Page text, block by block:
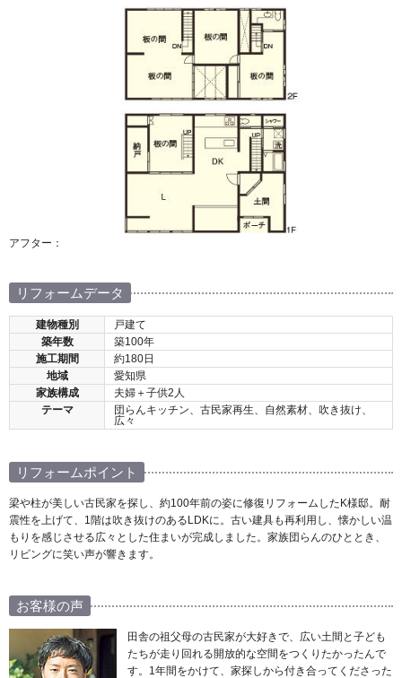
アフター：
リフォームデータ
建物種別
戸建て
築年数
築100年
施工期間
約180日
地域
愛知県
家族構成
夫婦＋子供2人
テーマ
団らんキッチン、古民家再生、自然素材、吹き抜け、
広々
リフォームポイント
梁や柱が美しい古民家を探し、約100年前の姿に修復リフォームしたK様邸。耐
震性を上げて、1階は吹き抜けのあるLDKに。古い建具も再利用し、懐かしい温
もりを感じさせる広々とした住まいが完成しました。家族団らんのひととき、
リビングに笑い声が響きます。
お客様の声
田舎の祖父母の古民家が大好きで、広い土間と子ども
たちが走り回れる開放的な空間をつくりたかったんで
す。1年間をかけて、家探しから付き合ってくださった